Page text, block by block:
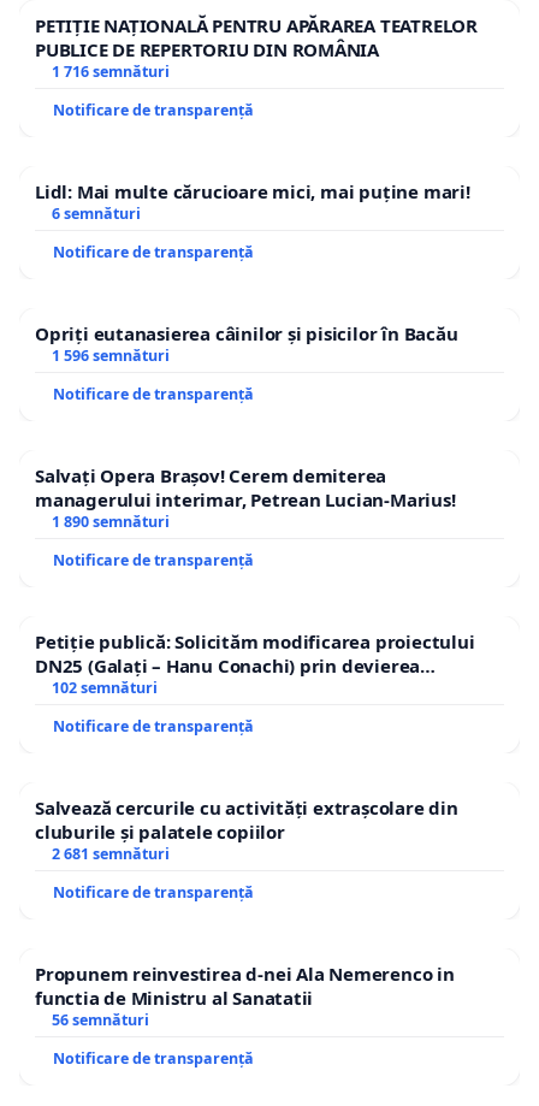
PETIȚIE NAȚIONALĂ PENTRU APĂRAREA TEATRELOR
PUBLICE DE REPERTORIU DIN ROMÂNIA
1 716 semnături
Notificare de transparență
Lidl: Mai multe cărucioare mici, mai puține mari!
6 semnături
Notificare de transparență
Opriți eutanasierea câinilor și pisicilor în Bacău
1 596 semnături
Notificare de transparență
Salvați Opera Brașov! Cerem demiterea
managerului interimar, Petrean Lucian-Marius!
1 890 semnături
Notificare de transparență
Petiție publică: Solicităm modificarea proiectului
DN25 (Galați – Hanu Conachi) prin devierea
traseului în afara localităților!
102 semnături
Notificare de transparență
Salvează cercurile cu activități extrașcolare din
cluburile și palatele copiilor
2 681 semnături
Notificare de transparență
Propunem reinvestirea d-nei Ala Nemerenco in
functia de Ministru al Sanatatii
56 semnături
Notificare de transparență